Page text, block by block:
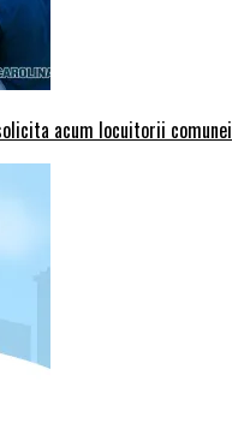
acum locuitorii comunei